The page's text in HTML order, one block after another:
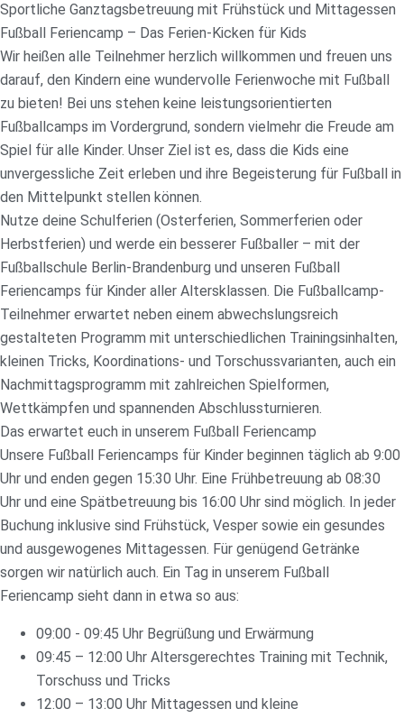
Sportliche Ganztagsbetreuung mit Frühstück und Mittagessen
Fußball Feriencamp – Das Ferien-Kicken für Kids
Wir heißen alle Teilnehmer herzlich willkommen und freuen uns
darauf, den Kindern eine wundervolle Ferienwoche mit Fußball
zu bieten! Bei uns stehen keine leistungsorientierten
Fußballcamps im Vordergrund, sondern vielmehr die Freude am
Spiel für alle Kinder. Unser Ziel ist es, dass die Kids eine
unvergessliche Zeit erleben und ihre Begeisterung für Fußball in
den Mittelpunkt stellen können.
Nutze deine Schulferien (Osterferien, Sommerferien oder
Herbstferien) und werde ein besserer Fußballer – mit der
Fußballschule Berlin-Brandenburg und unseren Fußball
Feriencamps für Kinder aller Altersklassen. Die Fußballcamp-
Teilnehmer erwartet neben einem abwechslungsreich
gestalteten Programm mit unterschiedlichen Trainingsinhalten,
kleinen Tricks, Koordinations- und Torschussvarianten, auch ein
Nachmittagsprogramm mit zahlreichen Spielformen,
Wettkämpfen und spannenden Abschlussturnieren.
Das erwartet euch in unserem Fußball Feriencamp
Unsere Fußball Feriencamps für Kinder beginnen täglich ab 9:00
Uhr und enden gegen 15:30 Uhr. Eine Frühbetreuung ab 08:30
Uhr und eine Spätbetreuung bis 16:00 Uhr sind möglich. In jeder
Buchung inklusive sind Frühstück, Vesper sowie ein gesundes
und ausgewogenes Mittagessen. Für genügend Getränke
sorgen wir natürlich auch. Ein Tag in unserem Fußball
Feriencamp sieht dann in etwa so aus:
09:00 - 09:45 Uhr Begrüßung und Erwärmung
09:45 – 12:00 Uhr Altersgerechtes Training mit Technik,
Torschuss und Tricks
12:00 – 13:00 Uhr Mittagessen und kleine